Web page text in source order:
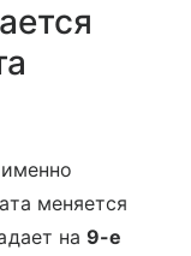
меняется
на 9-е